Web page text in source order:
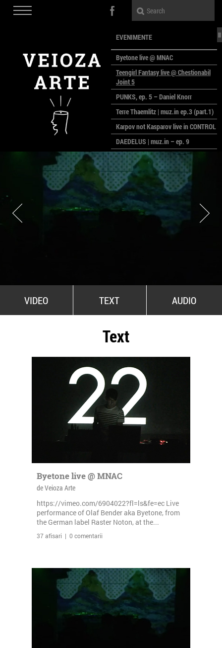
EVENIMENTE
Byetone live @ MNAC
Teengirl Fantasy live @ Chestionabil
Joint 5
PUNKS, ep. 5 – Daniel Knorr
Terre Thaemlitz | muz.in ep.3 (part.1)
Karpov not Kasparov live in CONTROL
DAEDELUS | muz.in – ep. 9
LALELE, LALELE – prima premieră a
anului la MACAZ
CinePOLSKA – filme poloneze la
București
PEOPLE OF ROMANIA se lansează la
galeria Simeza
All Stars For Outernational
VIDEO TEXT AUDIO
Text
Byetone live @ MNAC
de Veioza Arte
https://vimeo.com/6904022?fl=ls&fe=ec Live
performance of Olaf Bender aka Byetone, from
the German label Raster Noton, at the...
37 afisari | 0 comentarii